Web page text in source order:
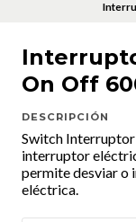
On Off
DESCRIPCIÓN
Switch
interruptor
permite desviar o
eléctrica.